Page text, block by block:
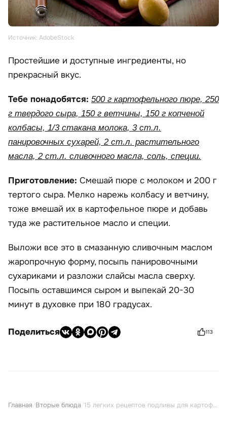
Источник: AdobeStock
Простейшие и доступные ингредиенты, но
прекрасный вкус.
Тебе понадобятся: 500 г картофельного пюре, 250
г твердого сыра, 150 г ветчины, 150 г копченой
колбасы, 1/3 стакана молока, 3 ст.л.
панировочных сухарей, 2 ст.л. растительного
масла, 2 ст.л. сливочного масла, соль, специи.
Приготовление: Смешай пюре с молоком и 200 г
тертого сыра. Мелко нарежь колбасу и ветчину,
тоже вмешай их в картофельное пюре и добавь
туда же растительное масло и специи.
Выложи все это в смазанную сливочным маслом
жаропрочную форму, посыпь панировочными
сухариками и разложи слайсы масла сверху.
Посыпь оставшимся сыром и выпекай 20-30
минут в духовке при 180 градусах.
Поделиться 113
Главная Вторые блюда 15 легких рецептов подливы для картофельного пюре